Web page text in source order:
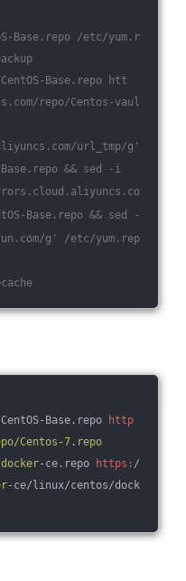
Base.repo /etc/yum.r
Base.repo htt
repo/Centos-vaul
url_tmp/g'
&& sed -i
Base.repo && sed -
g'
/etc/yum.rep
Base.repo
http
/Centos-7.repo
-ce.repo https: /
-ce/linux/centos/dock